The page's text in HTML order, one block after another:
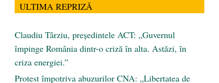
ULTIMA REPRIZĂ
Claudiu Târziu, președintele ACT: „Guvernul
împinge România dintr-o criză în alta. Astăzi, în
criza energiei.”
Protest împotriva abuzurilor CNA: „Libertatea de